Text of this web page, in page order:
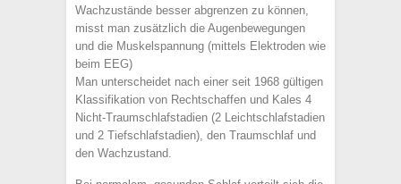
Wachzustände besser abgrenzen zu können,
misst man zusätzlich die Augenbewegungen
und die Muskelspannung (mittels Elektroden wie
beim EEG)
Man unterscheidet nach einer seit 1968 gültigen
Klassifikation von Rechtschaffen und Kales 4
Nicht-Traumschlafstadien (2 Leichtschlafstadien
und 2 Tiefschlafstadien), den Traumschlaf und
den Wachzustand.